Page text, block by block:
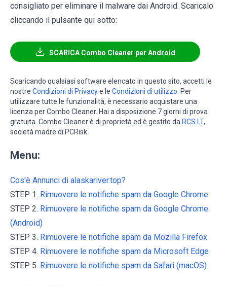
consigliato per eliminare il malware dai Android. Scaricalo
cliccando il pulsante qui sotto:
SCARICA Combo Cleaner per Android
Scaricando qualsiasi software elencato in questo sito, accetti le
nostre Condizioni di Privacye le Condizioni di utilizzo. Per
utilizzare tutte le funzionalità, è necessario acquistare una
licenza per Combo Cleaner. Hai a disposizione 7 giorni di prova
gratuita. Combo Cleaner è di proprietà ed è gestito da RCS LT,
società madre di PCRisk.
Menu:
Cos'è Annunci di alaskariver.top?
STEP 1. Rimuovere le notifiche spam da Google Chrome
STEP 2. Rimuovere le notifiche spam da Google Chrome
(Android)
STEP 3. Rimuovere le notifiche spam da Mozilla Firefox
STEP 4. Rimuovere le notifiche spam da Microsoft Edge
STEP 5. Rimuovere le notifiche spam da Safari (macOS)